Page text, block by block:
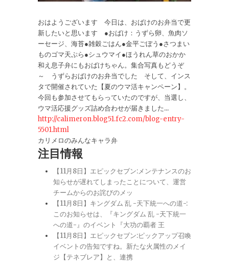
おはようございます 今日は、おばけのお弁当で更
新したいと思います ●おばけ：うずら卵、魚肉ソ
ーセージ、海苔●雑穀ごはん●金平ごぼう●さつまい
ものゴマ天ぷら●シュウマイ●ほうれん草のおかか
和え息子弁にもおばけちゃん。集合写真もどうぞ
～ うずらおばけのお弁当でした そして、インス
タで開催されていた【夏のウマ活キャンペーン】。
今回も参加させてもらっていたのですが、当選し、
ウマ活応援グッズ詰め合わせが届きました...
http://calimeron.blog51.fc2.com/blog-entry-
5501.html
カリメロのみんなキャラ弁
注目情報
【11月8日】エピックセブン:メンテナンスのお
知らせが遅れてしまったことについて、運営
チームからのお詫びのメッ
【11月8日】キングダム 乱 -天下統一への道-:
このお知らせは、『キングダム 乱 -天下統一
への道-』のイベント『大功の覇者 王
【11月8日】エピックセブン:ピックアップ召喚
イベントの告知ですね。新たな火属性のメイ
ジ【テネブレア】と、連携